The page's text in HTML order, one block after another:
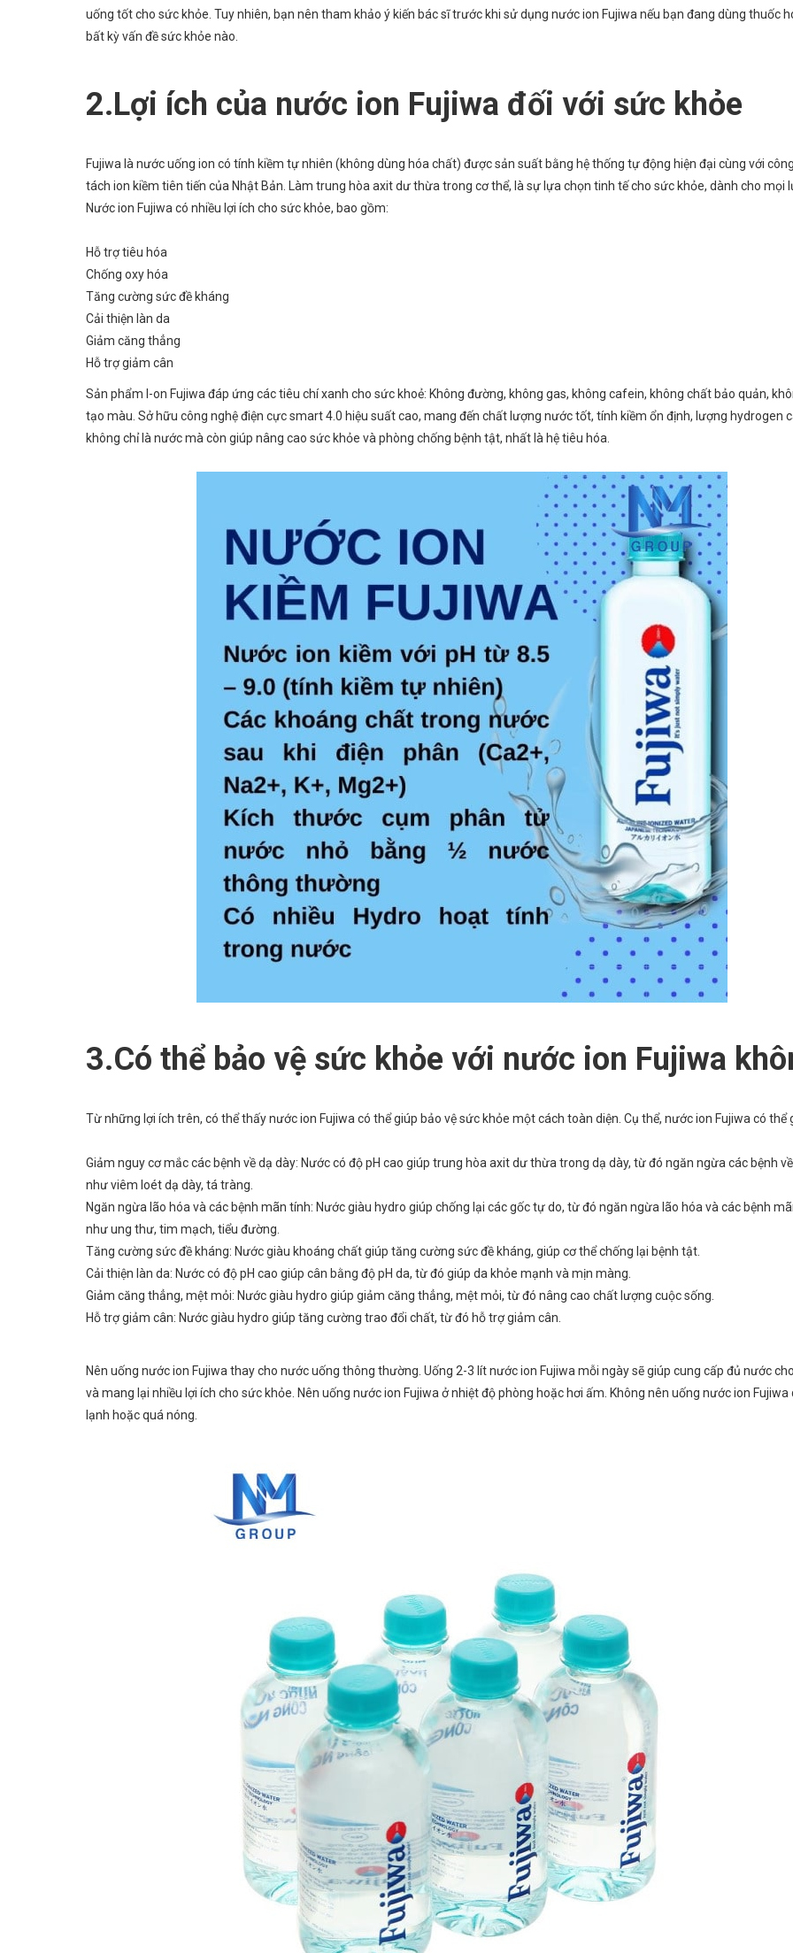
uống tốt cho sức khỏe. Tuy nhiên, bạn nên tham khảo ý kiến bác sĩ trước khi sử dụng nước ion Fujiwa nếu bạn đang dùng thuốc
bất kỳ vấn đề sức khỏe nào.
2.Lợi ích của nước ion Fujiwa đối với sức khỏe
Fujiwa là nước uống ion có tính kiềm tự nhiên (không dùng hóa chất) được sản suất bằng hệ thống tự động hiện đại cùng với
tách ion kiềm tiên tiến của Nhật Bản. Làm trung hòa axit dư thừa trong cơ thể, là sự lựa chọn tinh tế cho sức khỏe, dành cho mọi
Nước ion Fujiwa có nhiều lợi ích cho sức khỏe, bao gồm:
Hỗ trợ tiêu hóa
Chống oxy hóa
Tăng cường sức đề kháng
Cải thiện làn da
Giảm căng thẳng
Hỗ trợ giảm cân
Sản phẩm I-on Fujiwa đáp ứng các tiêu chí xanh cho sức khoẻ: Không đường, không gas, không cafein, không chất bảo quản,
tạo màu. Sở hữu công nghệ điện cực smart 4.0 hiệu suất cao, mang đến chất lượng nước tốt, tính kiềm ổn định, lượng hydrogen
không chỉ là nước mà còn giúp nâng cao sức khỏe và phòng chống bệnh tật, nhất là hệ tiêu hóa.
3.Có thể bảo vệ sức khỏe với nước ion Fujiwa
Từ những lợi ích trên, có thể thấy nước ion Fujiwa có thể giúp bảo vệ sức khỏe một cách toàn diện. Cụ thể, nước ion Fujiwa có thể
Giảm nguy cơ mắc các bệnh về dạ dày: Nước có độ pH cao giúp trung hòa axit dư thừa trong dạ dày, từ đó ngăn ngừa các bệnh
như viêm loét dạ dày, tá tràng.
Ngăn ngừa lão hóa và các bệnh mãn tính: Nước giàu hydro giúp chống lại các gốc tự do, từ đó ngăn ngừa lão hóa và các bệnh
như ung thư, tim mạch, tiểu đường.
Tăng cường sức đề kháng: Nước giàu khoáng chất giúp tăng cường sức đề kháng, giúp cơ thể chống lại bệnh tật.
Cải thiện làn da: Nước có độ pH cao giúp cân bằng độ pH da, từ đó giúp da khỏe mạnh và mịn màng.
Giảm căng thẳng, mệt mỏi: Nước giàu hydro giúp giảm căng thẳng, mệt mỏi, từ đó nâng cao chất lượng cuộc sống.
Hỗ trợ giảm cân: Nước giàu hydro giúp tăng cường trao đổi chất, từ đó hỗ trợ giảm cân.
Nên uống nước ion Fujiwa thay cho nước uống thông thường. Uống 2-3 lít nước ion Fujiwa mỗi ngày sẽ giúp cung cấp đủ nước
và mang lại nhiều lợi ích cho sức khỏe. Nên uống nước ion Fujiwa ở nhiệt độ phòng hoặc hơi ấm. Không nên uống nước ion Fujiwa
lạnh hoặc quá nóng.